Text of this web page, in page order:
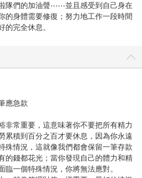
隊們的加油聲⋯⋯並且感受到自己身在
的身體需要修復；努力地工作一段時間
的完全休息。
應急款
非常重要，這意味著你不要把所有精力
累積到百分之百才要休息，因為你永遠
殊情況，這就像我們都會保留一筆存款
的錢都花光；當你發現自己的體力和精
臨一個特殊情況，你將無法應對。